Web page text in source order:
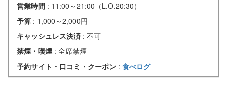
営業時間 : 11:00～21:00（L.O.20:30）
予算 : 1,000～2,000円
キャッシュレス決済 : 不可
禁煙・喫煙 : 全席禁煙
予約サイト・口コミ・クーポン : 食べログ